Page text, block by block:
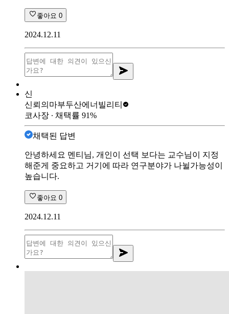
좋아요 0
2024.12.11
신
신뢰의마부두산에너빌리티
코사장 ∙ 채택률 91%
채택된 답변
안녕하세요 멘티님, 개인이 선택 보다는 교수님이 지정
해준게 중요하고 거기에 따라 연구분야가 나뉠가능성이
높습니다.
좋아요 0
2024.12.11